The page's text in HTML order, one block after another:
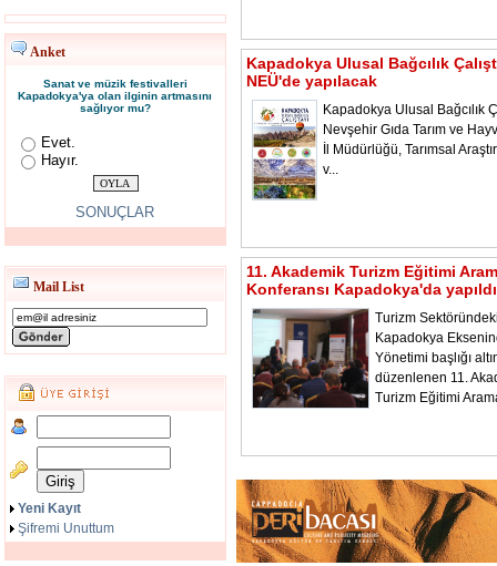
Anket
Sanat ve müzik festivalleri
Kapadokya'ya olan ilginin artmasını
sağlıyor mu?
Evet.
Hayır.
SONUÇLAR
Mail List
Yeni Kayıt
Şifremi Unuttum
Kapadokya Ulusal Bağcılık
NEÜ'de yapılacak
Kapadokya Ulusal Bağcılık
Nevşehir Gıda Tarım ve
İl Müdürlüğü, Tarımsal
v...
11. Akademik Turizm Eğitimi
Konferansı Kapadokya'da yapıldı
Turizm
Kapadokya
Yönetimi başlığı
düzenlenen 11.
Turizm Eğitimi